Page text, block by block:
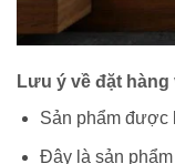
Lưu ý về đặt hàng
Sản phẩm được
Đây là sản